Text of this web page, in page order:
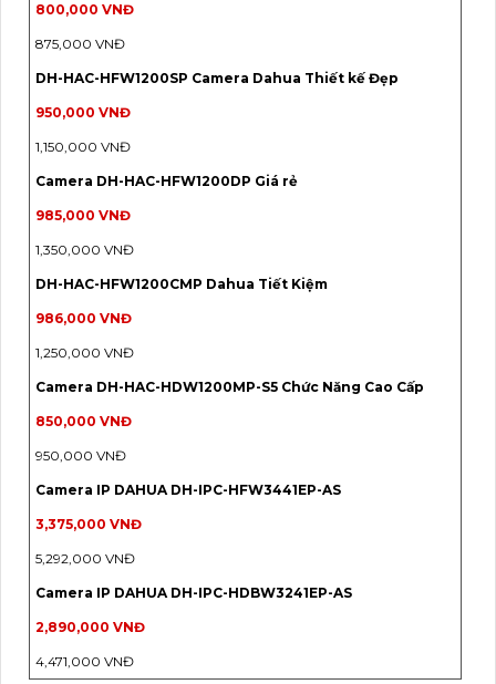
800,000 VNĐ
875,000 VNĐ
DH-HAC-HFW1200SP Camera Dahua Thiết kế Đẹp
950,000 VNĐ
1,150,000 VNĐ
Camera DH-HAC-HFW1200DP Giá rẻ
985,000 VNĐ
1,350,000 VNĐ
DH-HAC-HFW1200CMP Dahua Tiết Kiệm
986,000 VNĐ
1,250,000 VNĐ
Camera DH-HAC-HDW1200MP-S5 Chức Năng Cao Cấp
850,000 VNĐ
950,000 VNĐ
Camera IP DAHUA DH-IPC-HFW3441EP-AS
3,375,000 VNĐ
5,292,000 VNĐ
Camera IP DAHUA DH-IPC-HDBW3241EP-AS
2,890,000 VNĐ
4,471,000 VNĐ